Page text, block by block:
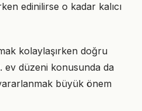
edinilirse o kadar kalıcı
kolaylaşırken doğru
ev düzeni konusunda da
büyük önem